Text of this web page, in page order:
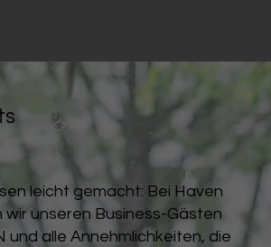
leicht gemacht: Bei Haven
wir unseren Business-Gästen
und alle Annehmlichkeiten, die